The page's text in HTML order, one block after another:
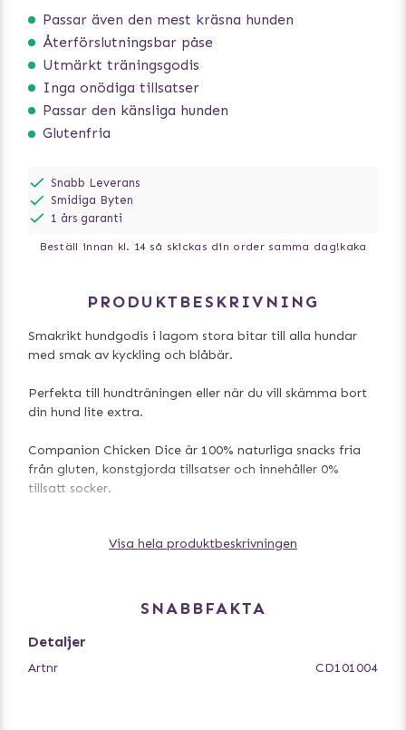
Passar även den mest kräsna hunden
Återförslutningsbar påse
Utmärkt träningsgodis
Inga onödiga tillsatser
Passar den känsliga hunden
Glutenfria
Snabb Leverans
Smidiga Byten
1 års garanti
Beställ innan kl. 14 så skickas din order samma dag!kaka
PRODUKTBESKRIVNING
Smakrikt hundgodis i lagom stora bitar till alla hundar
med smak av kyckling och blåbär.
Perfekta till hundträningen eller när du vill skämma bort
din hund lite extra.
Companion Chicken Dice är 100% naturliga snacks fria
från gluten, konstgjorda tillsatser och innehåller 0%
tillsatt socker.
Vegetabiliskt protein, 3% Blåbär, 2% Vegetabiliskt
Visa hela produktbeskrivningen
SNABBFAKTA
Detaljer
Artnr CD101004